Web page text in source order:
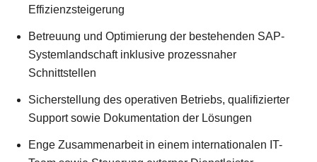
Effizienzsteigerung
Betreuung und Optimierung der bestehenden SAP-
Systemlandschaft inklusive prozessnaher
Schnittstellen
Sicherstellung des operativen Betriebs, qualifizierter
Support sowie Dokumentation der Lösungen
Enge Zusammenarbeit in einem internationalen IT-